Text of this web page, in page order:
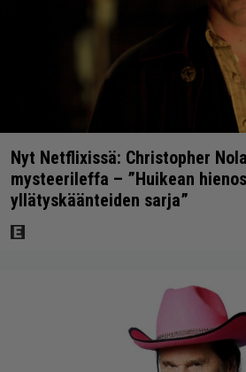
Nyt Netflixissä: Christopher
mysteerileffa – ”Huikean
yllätyskäänteiden sarja”